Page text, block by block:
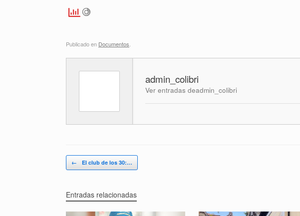
Publicado en Documentos
admin_colibri
Ver entradas deadmin_colibri
Navegador de artículos
← El club de los 30:…
Entradas relacionadas